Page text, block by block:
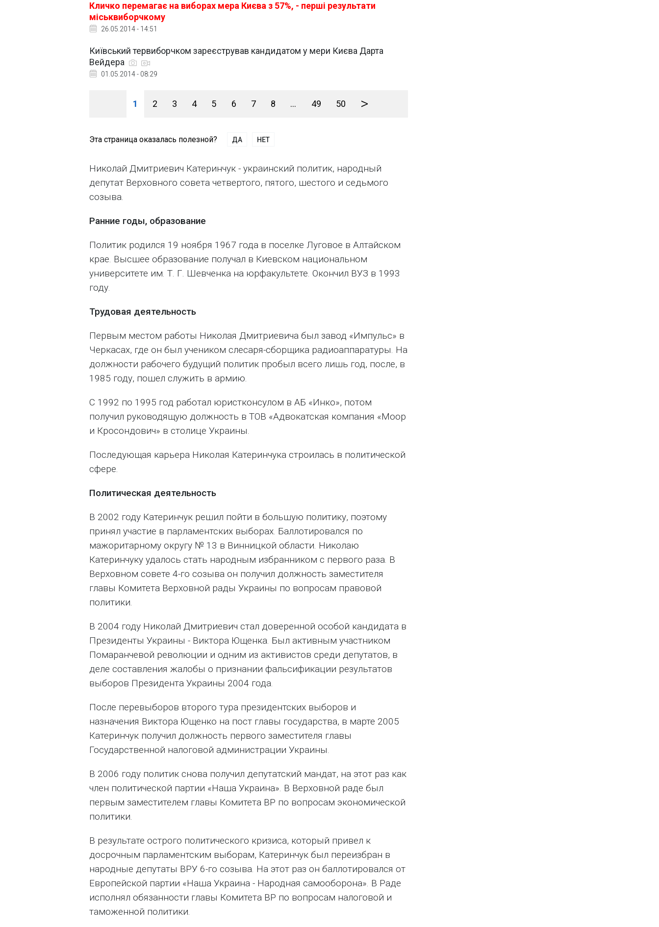
Кличко перемагає на виборах мера Києва з 57%, - перші результати
міськвиборчкому
26.05.2014 - 14:51
Київський тервиборчком зареєстрував кандидатом у мери Києва Дарта
Вейдера
01.05.2014 - 08:29
1 2 3 4 5 6 7 8 ... 49 50 >
Эта страница оказалась полезной? ДА НЕТ
Николай Дмитриевич Катеринчук - украинский политик, народный
депутат Верховного совета четвертого, пятого, шестого и седьмого
созыва.
Ранние годы, образование
Политик родился 19 ноября 1967 года в поселке Луговое в Алтайском
крае. Высшее образование получал в Киевском национальном
университете им. Т. Г. Шевченка на юрфакультете. Окончил ВУЗ в 1993
году.
Трудовая деятельность
Первым местом работы Николая Дмитриевича был завод «Импульс» в
Черкасах, где он был учеником слесаря-сборщика радиоаппаратуры. На
должности рабочего будущий политик пробыл всего лишь год, после, в
1985 году, пошел служить в армию.
С 1992 по 1995 год работал юристконсулом в АБ «Инко», потом
получил руководящую должность в ТОВ «Адвокатская компания «Моор
и Кросондович» в столице Украины.
Последующая карьера Николая Катеринчука строилась в политической
сфере.
Политическая деятельность
В 2002 году Катеринчук решил пойти в большую политику, поэтому
принял участие в парламентских выборах. Баллотировался по
мажоритарному округу № 13 в Винницкой области. Николаю
Катеринчуку удалось стать народным избранником с первого раза. В
Верховном совете 4-го созыва он получил должность заместителя
главы Комитета Верховной рады Украины по вопросам правовой
политики.
В 2004 году Николай Дмитриевич стал доверенной особой кандидата в
Президенты Украины - Виктора Ющенка. Был активным участником
Помаранчевой революции и одним из активистов среди депутатов, в
деле составления жалобы о признании фальсификации результатов
выборов Президента Украины 2004 года.
После перевыборов второго тура президентских выборов и
назначения Виктора Ющенко на пост главы государства, в марте 2005
Катеринчук получил должность первого заместителя главы
Государственной налоговой администрации Украины.
В 2006 году политик снова получил депутатский мандат, на этот раз как
член политической партии «Наша Украина». В Верховной раде был
первым заместителем главы Комитета ВР по вопросам экономической
политики.
В результате острого политического кризиса, который привел к
досрочным парламентским выборам, Катеринчук был переизбран в
народные депутаты ВРУ 6-го созыва. На этот раз он баллотировался от
Европейской партии «Наша Украина - Народная самооборона». В Раде
исполнял обязанности главы Комитета ВР по вопросам налоговой и
таможенной политики.